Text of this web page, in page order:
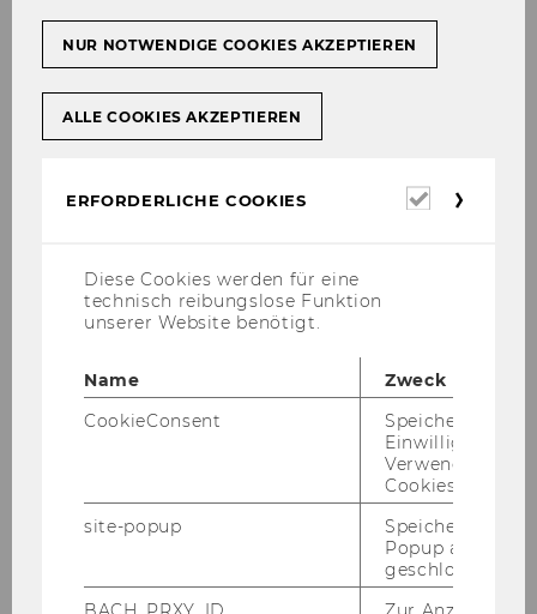
ten er­wirt­schaf­te­ten fi­nan­zi­el­len Mit­tel wur­den
zum Teil in dieOskar Grün Ca­re­er Cen­ter Stif­
tungüber­führt. Zweck der Stif­tung ist die För­
de­rung von Wis­sen­schaft, For­schung und
sen­schaft­li­chen Aus­bil­dung und der wis­sen­
schaft­li­chen Be­rufs­vor­bil­dung ge­wid­met.
__________________________________
Den Vor­stand der Stif­tung bil­den 3 Pro­fes­so­
ren der Wirt­schafts­uni­ver­si­tät Wien:
Univ.-Prof. Dr. Mi­cha­el Meyer (Vor­sit­zen­
Univ.-Prof. Dr. Chris­to­pher Lettl
NUR NOTWENDIGE COOKIES AKZEPTIEREN
ALLE COOKIES AKZEPTIEREN
ERFORDERLICHE COOKIES
Diese Cookies werden für eine
technisch reibungslose Funktion
unserer Website benötigt.
Name
Zweck
CookieConsent
Speichert Ihre
Einwilligung zur
Verwendung von
Cookies.
site-popup
Speichert ob ein
Popup
geschlossen